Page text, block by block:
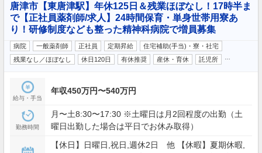
唐津市【東唐津駅】年休125日＆残業ほぼなし！17時半ま
で【正社員薬剤師/求人】24時間保育・単身世帯用寮あ
り！研修制度なども整った精神科病院で増員募集
病院 一般薬剤師 正社員 定期昇給
住宅補助(手当)・寮・社宅
残業なし／ほぼなし
休日120日 有休推奨 産休・育休 託児所
給与・手当
年収450万円〜540万円
勤務時間
月〜土8:30〜17:30 ※土曜日は月2回程度の出勤（土
曜日出勤した場合は平日でお休み取得）
【休日】日曜日,祝日,週休2日 他 【休暇】夏期休暇,